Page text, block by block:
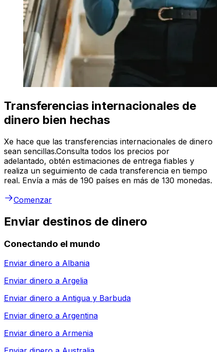
Transferencias internacionales de
dinero bien hechas
Xe hace que las transferencias internacionales de dinero
sean sencillas.Consulta todos los precios por
adelantado, obtén estimaciones de entrega fiables y
realiza un seguimiento de cada transferencia en tiempo
real. Envía a más de 190 países en más de 130 monedas.
Comenzar
Enviar destinos de dinero
Conectando el mundo
Enviar dinero a Albania
Enviar dinero a Argelia
Enviar dinero a Antigua y Barbuda
Enviar dinero a Argentina
Enviar dinero a Armenia